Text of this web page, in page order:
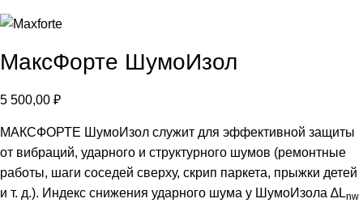
МаксФорте ШумоИзол
5 500,00 ₽
МАКСФОРТЕ ШумоИзол служит для эффективной защиты
от вибраций, ударного и структурного шумов (ремонтные
работы, шаги соседей сверху, скрип паркета, прыжки детей
и т. д.). Индекс снижения ударного шума у ШумоИзола ∆Lnw